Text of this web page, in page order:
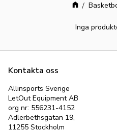
Inga
Kontakta oss
Allinsports Sverige
LetOut Equipment AB
org nr: 556231-4152
Adlerbethsgatan 19,
11255 Stockholm